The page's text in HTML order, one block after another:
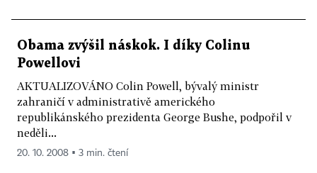
Obama zvýšil náskok. I díky Colinu
Powellovi
AKTUALIZOVÁNO Colin Powell, bývalý ministr
zahraničí v administrativě amerického
republikánského prezidenta George Bushe, podpořil v
neděli...
20. 10. 2008 ▪ 3 min. čtení